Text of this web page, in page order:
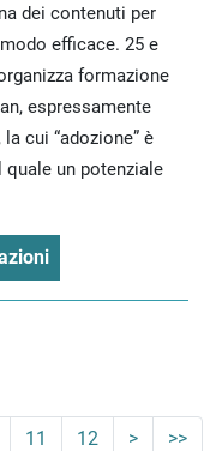
dei contenuti per
efficace. 25 e
formazione
espressamente
cui “adozione” è
un potenziale
11 12 > >>